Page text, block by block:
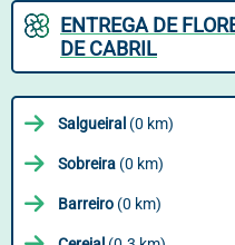
ENTREGA DE
DE CABRIL
Salgueiral (0 km)
Sobreira (0 km)
Barreiro (0 km)